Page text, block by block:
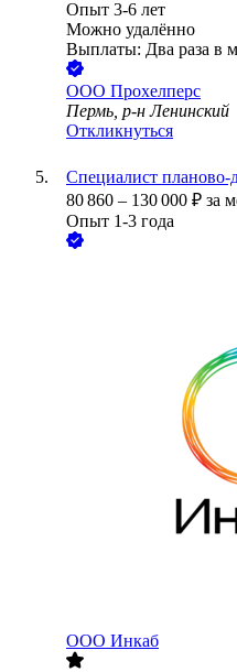
Опыт 3-6 лет
Можно удалённо
Выплаты: Два раза в
ООО Прохелперс
Пермь, р-н Ленинский
Откликнуться
Специалист планово-
80 860 – 130 000 ₽ за
Опыт 1-3 года
ООО Инкаб